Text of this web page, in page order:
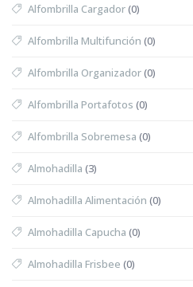
Alfombrilla Cargador(0)
Alfombrilla Multifunción (0)
Alfombrilla Organizador(0)
Alfombrilla Portafotos (0)
Alfombrilla Sobremesa (0)
Almohadilla (3)
Almohadilla Alimentación (0)
Almohadilla Capucha (0)
Almohadilla Frisbee (0)